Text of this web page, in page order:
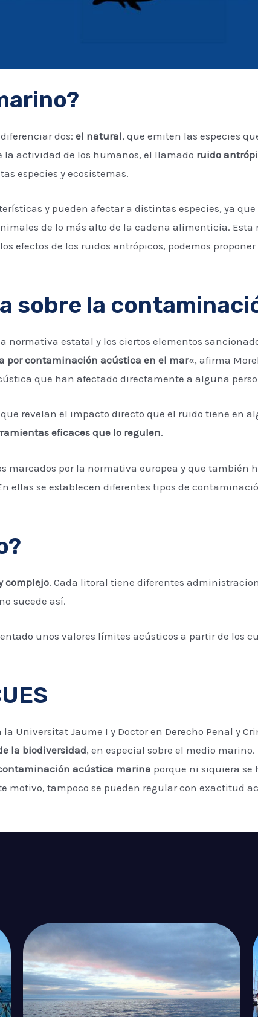
dos: el natural, que emiten las especies
la actividad de los humanos, el llamado ruido
especies y ecosistemas.
y pueden afectar a distintas especies, ya
de lo más alto de la cadena alimenticia.
efectos de los ruidos antrópicos, podemos
sobre la
normativa estatal y los ciertos elementos
por contaminación acústica en el mar«, afirma
que han afectado directamente a alguna
revelan el impacto directo que el ruido tiene en
eficaces que lo regulen.
por la normativa europea y que también
ellas se establecen diferentes tipos de
complejo. Cada litoral tiene diferentes
sucede así.
unos valores límites acústicos a partir de los
la Universitat Jaume I y Doctor en Derecho Penal y
la biodiversidad, en especial sobre el medio
acústica marina porque ni siquiera se
motivo, tampoco se pueden regular con exactitud